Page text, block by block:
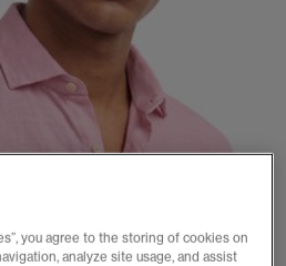
you agree to the storing of cookies on
analyze site usage, and assist